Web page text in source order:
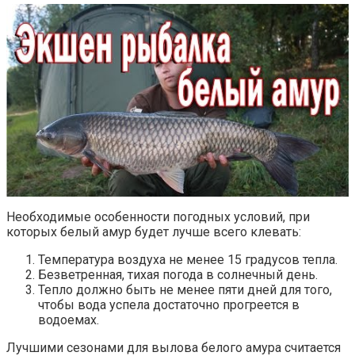
Необходимые особенности погодных условий, при
которых белый амур будет лучше всего клевать:
Температура воздуха не менее 15 градусов тепла.
Безветренная, тихая погода в солнечный день.
Тепло должно быть не менее пяти дней для того,
чтобы вода успела достаточно прогреется в
водоемах.
Лучшими сезонами для вылова белого амура считается